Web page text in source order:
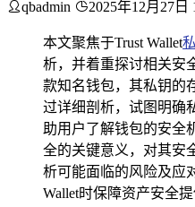
qbadmin 2025年12月27日
本文聚焦于Trust Wallet
析，并着重探讨相关安
款知名钱包，其私钥的
过详细剖析，试图明确
助用户了解钱包的安全
全的关键意义，对其安
析可能面临的风险及应
Wallet时保障资产安全